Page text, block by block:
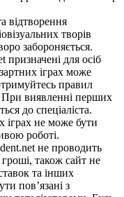
відтворення
творів
забороняється.
призначені для осіб
іграх може
правил
При виявленні перших
до спеціаліста.
іграх не може бути
роботі.
не проводить
гроші, також сайт не
та інших
пов’язані з